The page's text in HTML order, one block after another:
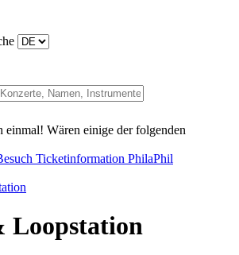
einmal! Wären einige der folgenden
Ticketinformation PhilaPhil
Loopstation